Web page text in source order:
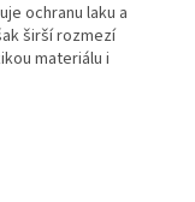
ochranu laku a
širší rozmezí
materiálu i